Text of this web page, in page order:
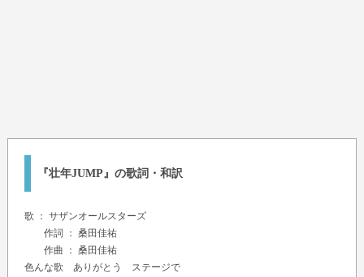
『壮年JUMP』の歌詞・和訳
歌 ： サザンオールスターズ
作詞 ： 桑田佳祐
作曲 ： 桑田佳祐
色んな歌 ありがとう ステージで